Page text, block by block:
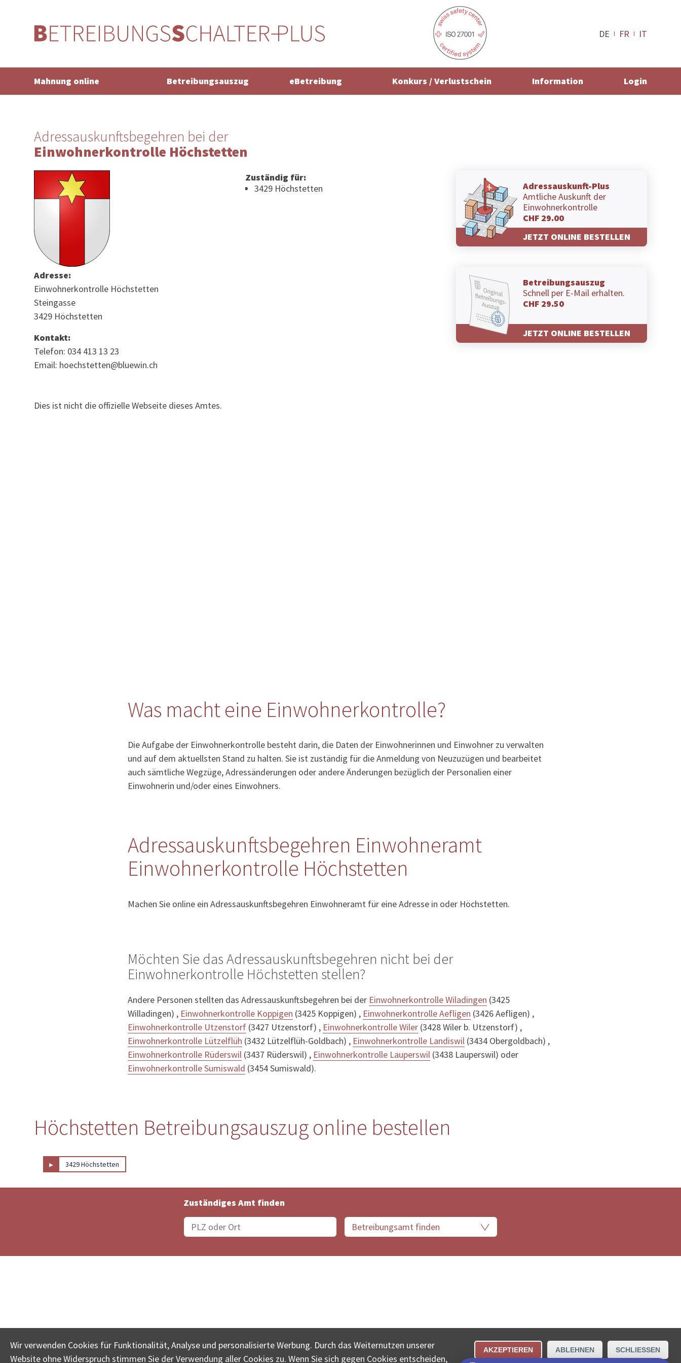
DE FR IT
Mahnung online Betreibungsauszug eBetreibung Konkurs / Verlustschein Information Login
Adressauskunftsbegehren bei der
Einwohnerkontrolle Höchstetten
Adresse:
Einwohnerkontrolle Höchstetten
Steingasse
3429 Höchstetten
Kontakt:
Telefon: 034 413 13 23
Email: hoechstetten@bluewin.ch
Zuständig für:
3429 Höchstetten
Adressauskunft-Plus
Amtliche Auskunft der
Einwohnerkontrolle
CHF 29.00
JETZT ONLINE BESTELLEN
Betreibungsauszug
Schnell per E-Mail erhalten.
CHF 29.50
JETZT ONLINE BESTELLEN
Dies ist nicht die offizielle Webseite dieses Amtes.
Was macht eine Einwohnerkontrolle?
Die Aufgabe der Einwohnerkontrolle besteht darin, die Daten der Einwohnerinnen und Einwohner zu verwalten
und auf dem aktuellsten Stand zu halten. Sie ist zuständig für die Anmeldung von Neuzuzügen und bearbeitet
auch sämtliche Wegzüge, Adressänderungen oder andere Änderungen bezüglich der Personalien einer
Einwohnerin und/oder eines Einwohners.
Adressauskunftsbegehren Einwohneramt
Einwohnerkontrolle Höchstetten
Machen Sie online ein Adressauskunftsbegehren Einwohneramt für eine Adresse in oder Höchstetten.
Möchten Sie das Adressauskunftsbegehren nicht bei der
Einwohnerkontrolle Höchstetten stellen?
Andere Personen stellten das Adressauskunftsbegehren bei der Einwohnerkontrolle Wiladingen (3425
Willadingen) , Einwohnerkontrolle Koppigen (3425 Koppigen) , Einwohnerkontrolle Aefligen (3426 Aefligen) ,
Einwohnerkontrolle Utzenstorf (3427 Utzenstorf) , Einwohnerkontrolle Wiler (3428 Wiler b. Utzenstorf) ,
Einwohnerkontrolle Lützelflüh (3432 Lützelflüh-Goldbach) , Einwohnerkontrolle Landiswil (3434 Obergoldbach) ,
Einwohnerkontrolle Rüderswil (3437 Rüderswil) , Einwohnerkontrolle Lauperswil (3438 Lauperswil) oder
Einwohnerkontrolle Sumiswald (3454 Sumiswald).
Höchstetten Betreibungsauszug online bestellen
▸ 3429 Höchstetten
Zuständiges Amt finden
Wir verwenden Cookies für Funktionalität, Analyse und personalisierte Werbung. Durch das Weiternutzen unserer
Website ohne Widerspruch stimmen Sie der Verwendung aller Cookies zu. Wenn Sie sich gegen Cookies entscheiden,
AKZEPTIEREN ABLEHNEN SCHLIESSEN
© COLLECTA AG